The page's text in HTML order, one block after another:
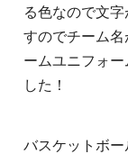
る色なので文
すのでチーム
ームユニフォ
した！
バスケットボ